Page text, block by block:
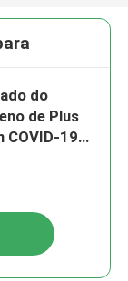
do
de Plus
COVID-19